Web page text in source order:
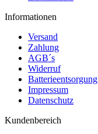
Informationen
Versand
Zahlung
AGB´s
Widerruf
Batterieentsorgung
Impressum
Datenschutz
Kundenbereich